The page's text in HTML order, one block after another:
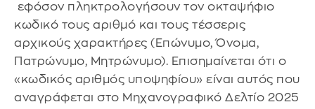
εφόσον πληκτρολογήσουν τον οκταψήφιο
κωδικό τους αριθμό και τους τέσσερις
αρχικούς χαρακτήρες (Επώνυμο, Όνομα,
Πατρώνυμο, Μητρώνυμο). Επισημαίνεται ότι ο
«κωδικός αριθμός υποψηφίου» είναι αυτός που
αναγράφεται στο Μηχανογραφικό Δελτίο 2025